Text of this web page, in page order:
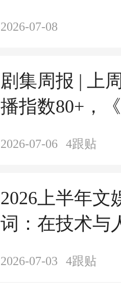
2026-07-08
剧集周报 | 上
播指数80+，
2026-07-06 4跟贴
2026上半年文
词：在技术与
找寻新的平衡点
2026-07-03 4跟贴